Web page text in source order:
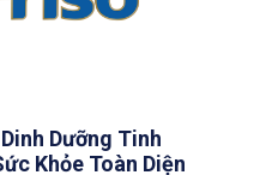
Dưỡng Tinh
Khỏe Toàn Diện